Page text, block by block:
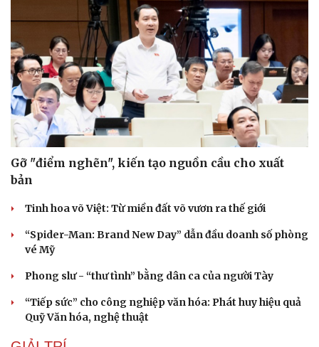
Gỡ "điểm nghẽn", kiến tạo nguồn cầu cho xuất
bản
Tinh hoa võ Việt: Từ miền đất võ vươn ra thế giới
“Spider-Man: Brand New Day” dẫn đầu doanh số phòng
vé Mỹ
Phong slư - “thư tình” bằng dân ca của người Tày
“Tiếp sức” cho công nghiệp văn hóa: Phát huy hiệu quả
Quỹ Văn hóa, nghệ thuật